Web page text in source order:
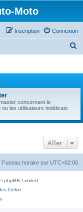
Moto
Connexion
Inscription
r
concernant le
les utilisateurs indélicats
Aller
Fuseau horaire sur UTC+02:00
phpBB Limited
Cellar